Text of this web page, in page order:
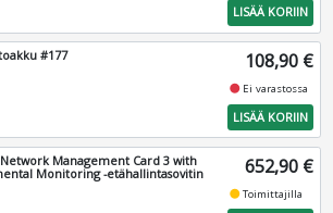
LISÄÄ KORIIN
#177 108,90 €
fiber_manual_record Ei varastossa
LISÄÄ KORIIN
Management Card 3 with
Monitoring -etähallintasovitin
652,90 €
fiber_manual_recordToimittajilla